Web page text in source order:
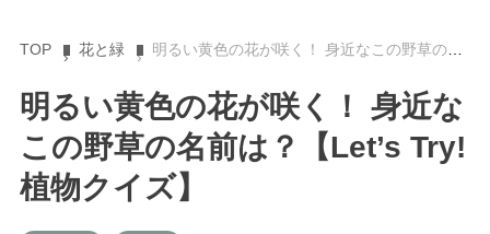
TOP 花と緑 明るい黄色の花が咲く！ 身近なこの野草の名前は？【Let’s Try! 植物クイズ】
明るい黄色の花が咲く！ 身近な
この野草の名前は？【Let’s Try!
植物クイズ】